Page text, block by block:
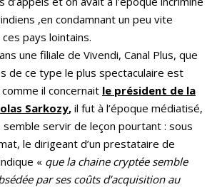
,en condamnant un peu vite
pays lointains.
une filiale de Vivendi, Canal Plus, que
de ce type le plus spectaculaire est
il concernait le président de la
Sarkozy, il fut à l’époque médiatisé,
semble servir de leçon pourtant : sous
le dirigeant d’un prestataire de
« que la chaine cryptée semble
par ses coûts d’acquisition au